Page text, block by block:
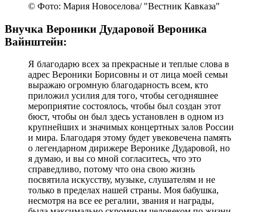
© Фото: Мария Новоселова/ "Вестник Кавказа"
Внучка Вероники Дударовой Вероника
Вайнштейн:
Я благодарю всех за прекрасные и теплые слова в
адрес Вероники Борисовны и от лица моей семьи
выражаю огромную благодарность всем, кто
приложил усилия для того, чтобы сегодняшнее
мероприятие состоялось, чтобы был создан этот
бюст, чтобы он был здесь установлен в одном из
крупнейших и значимых концертных залов России
и мира. Благодаря этому будет увековечена память
о легендарном дирижере Веронике Дударовой, но
я думаю, и вы со мной согласитесь, что это
справедливо, потому что она свою жизнь
посвятила искусству, музыке, слушателям и не
только в пределах нашей страны. Моя бабушка,
несмотря на все ее регалии, звания и награды,